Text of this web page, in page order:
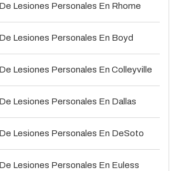
Lesiones Personales En Rhome
Lesiones Personales En Boyd
Lesiones Personales En Colleyville
Lesiones Personales En Dallas
Lesiones Personales En DeSoto
Lesiones Personales En Euless